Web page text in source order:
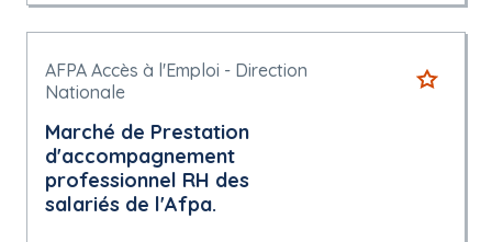
AFPA Accès à l'Emploi - Direction
Nationale
Marché de Prestation
d'accompagnement
professionnel RH des
salariés de l'Afpa.